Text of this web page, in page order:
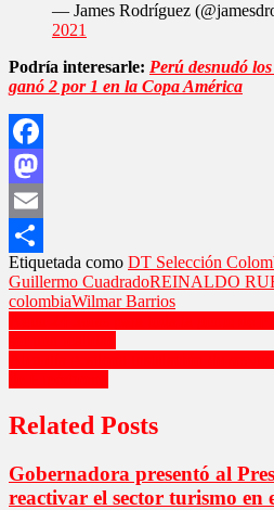
— James Rodríguez
2021
Podría interesarle: Perú desnudó
ganó 2 por 1 en la Copa América
Facebook
Mastodon
Email
Compartir
Etiquetada como DT Selección
Guillermo CuadradoREINALDO
colombiaWilmar Barrios
Navegación
de
entradas
Related Posts
Gobernadora presentó al
reactivar el sector turismo en